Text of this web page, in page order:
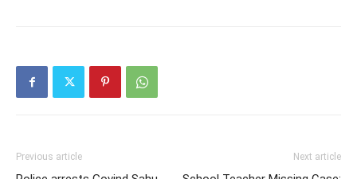
Previous article Next article